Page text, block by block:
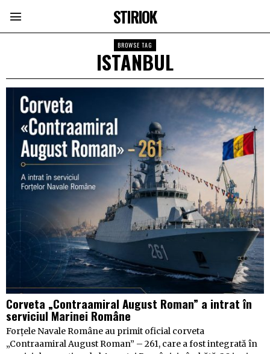
STIRIOK
BROWSE TAG
ISTANBUL
Corveta „Contraamiral August Roman” a intrat în
serviciul Marinei Române
Forțele Navale Române au primit oficial corveta
„Contraamiral August Roman” – 261, care a fost integrată în